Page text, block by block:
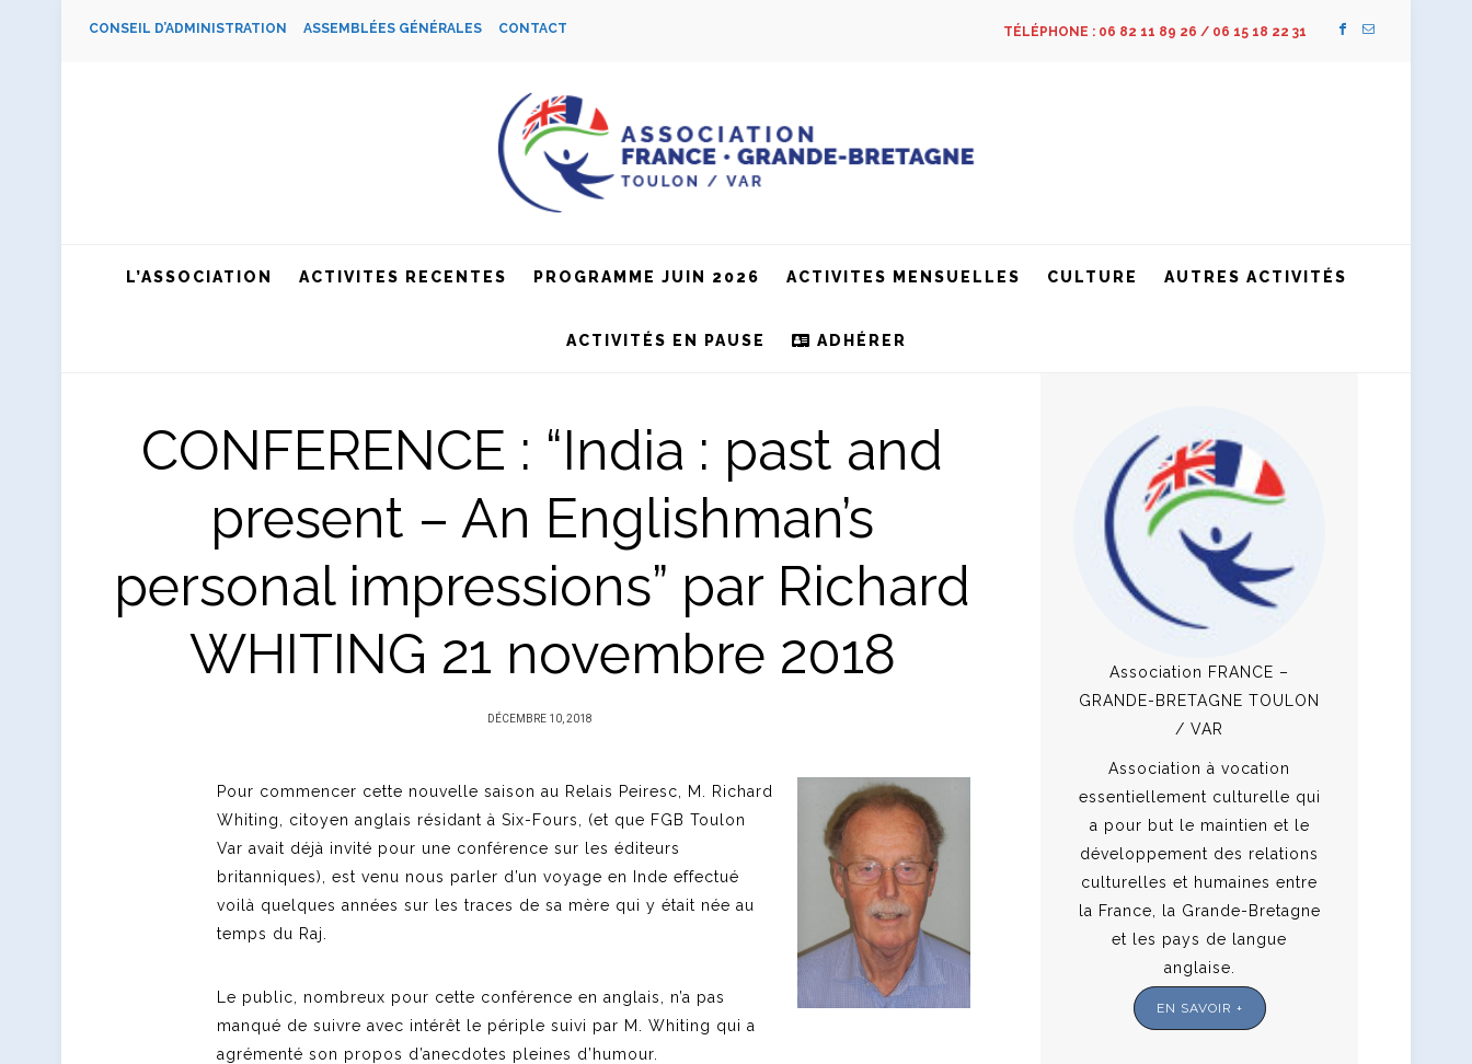
CONSEIL D’ADMINISTRATION ASSEMBLÉES GÉNÉRALES CONTACT TÉLÉPHONE : 06 82 11 89 26 / 06 15 18 22 31
L’ASSOCIATION ACTIVITES RECENTES PROGRAMME JUIN 2026 ACTIVITES MENSUELLES CULTURE AUTRES ACTIVITÉS
ACTIVITÉS EN PAUSE ADHÉRER
CONFERENCE : “India : past and
present – An Englishman’s
personal impressions” par Richard
WHITING 21 novembre 2018
PUBLIÉ
DÉCEMBRE 10, 2018
Pour commencer cette nouvelle saison au Relais Peiresc, M. Richard
Whiting, citoyen anglais résidant à Six-Fours, (et que FGB Toulon
Var avait déjà invité pour une conférence sur les éditeurs
britanniques), est venu nous parler d’un voyage en Inde effectué
voilà quelques années sur les traces de sa mère qui y était née au
temps du Raj.
Le public, nombreux pour cette conférence en anglais, n’a pas
manqué de suivre avec intérêt le périple suivi par M. Whiting qui a
agrémenté son propos d’anecdotes pleines d’humour.
Association FRANCE –
GRANDE-BRETAGNE TOULON
/ VAR
Association à vocation
essentiellement culturelle qui
a pour but le maintien et le
développement des relations
culturelles et humaines entre
la France, la Grande-Bretagne
et les pays de langue
anglaise.
EN SAVOIR +